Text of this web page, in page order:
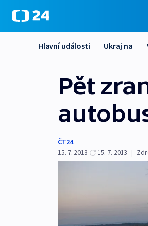
Hlavní události Ukrajina
Pět
ČT24
15. 7. 2013
15. 7. 2013 |